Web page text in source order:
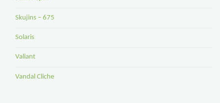
Skujins – 675
Solaris
Valiant
Vandal Cliche